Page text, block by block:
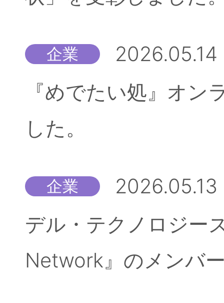
企業
2026.05.14
『めでたい処』オ
した。
企業
2026.05.13
デル・テクノロジー
Network』のメンバ